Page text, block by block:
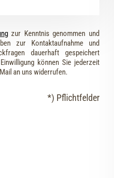
zur Kenntnis genommen und
zur Kontaktaufnahme und
dauerhaft gespeichert
können Sie jederzeit
an uns widerrufen.
*) Pflichtfelder